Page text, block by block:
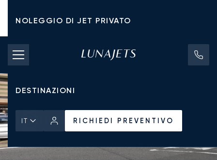
NOLEGGIO DI JET PRIVATO
TARIFFE DI NOLEGGIO
JET PRIVATI
DESTINAZIONI
IT RICHIEDI PREVENTIVO